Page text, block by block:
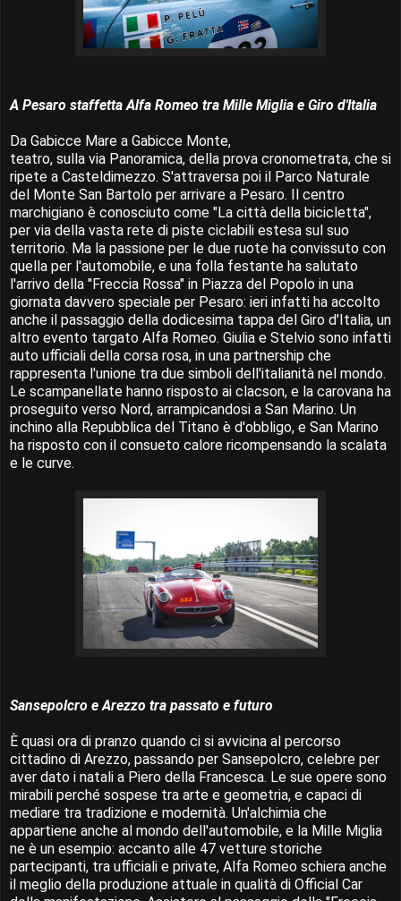
A Pesaro staffetta Alfa Romeo tra Mille Miglia e Giro d'Italia
Da Gabicce Mare a Gabicce Monte,
teatro, sulla via Panoramica, della prova cronometrata, che si
ripete a Casteldimezzo. S'attraversa poi il Parco Naturale
del Monte San Bartolo per arrivare a Pesaro. Il centro
marchigiano è conosciuto come "La città della bicicletta",
per via della vasta rete di piste ciclabili estesa sul suo
territorio. Ma la passione per le due ruote ha convissuto con
quella per l'automobile, e una folla festante ha salutato
l'arrivo della "Freccia Rossa" in Piazza del Popolo in una
giornata davvero speciale per Pesaro: ieri infatti ha accolto
anche il passaggio della dodicesima tappa del Giro d'Italia, un
altro evento targato Alfa Romeo. Giulia e Stelvio sono infatti
auto ufficiali della corsa rosa, in una partnership che
rappresenta l'unione tra due simboli dell'italianità nel mondo.
Le scampanellate hanno risposto ai clacson, e la carovana ha
proseguito verso Nord, arrampicandosi a San Marino. Un
inchino alla Repubblica del Titano è d'obbligo, e San Marino
ha risposto con il consueto calore ricompensando la scalata
e le curve.
Sansepolcro e Arezzo tra passato e futuro
È quasi ora di pranzo quando ci si avvicina al percorso
cittadino di Arezzo, passando per Sansepolcro, celebre per
aver dato i natali a Piero della Francesca. Le sue opere sono
mirabili perché sospese tra arte e geometria, e capaci di
mediare tra tradizione e modernità. Un'alchimia che
appartiene anche al mondo dell'automobile, e la Mille Miglia
ne è un esempio: accanto alle 47 vetture storiche
partecipanti, tra ufficiali e private, Alfa Romeo schiera anche
il meglio della produzione attuale in qualità di Official Car